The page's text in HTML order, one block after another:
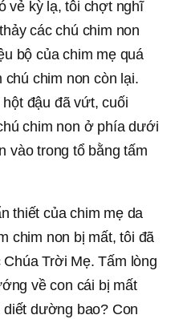
vẻ kỳ lạ, tôi chợt nghĩ
các chú chim non
bộ của chim mẹ quá
chú chim non còn lại.
đậu đã vứt, cuối
chim non ở phía dưới
vào trong tổ bằng tấm
thiết của chim mẹ da
chim non bị mất, tôi đã
Trời Mẹ. Tấm lòng
về con cái bị mất
dường bao? Con